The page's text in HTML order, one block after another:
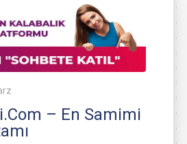
– En Samimi